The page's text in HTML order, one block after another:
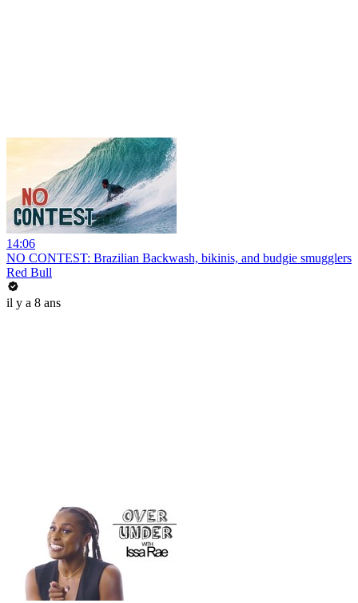
14:06
NO CONTEST: Brazilian Backwash, bikinis, and budgie smugglers
Red Bull
il y a 8 ans